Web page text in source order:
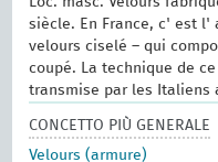
siècle. En France, c' est l'
velours ciselé – qui
coupé. La technique de
transmise par les Italiens
CONCETTO PIÙ GENERALE
Velours (armure)